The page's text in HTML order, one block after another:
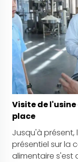
Visite de
place
Jusqu'à présent,
présentiel sur la
alimentaire s'est